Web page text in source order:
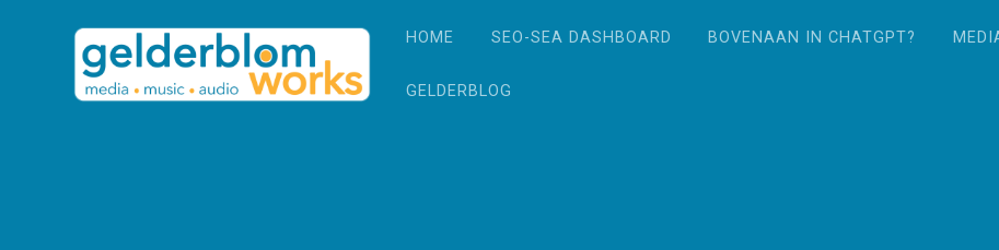
HOME SEO-SEA DASHBOARD BOVENAAN IN CHATGPT?
GELDERBLOG